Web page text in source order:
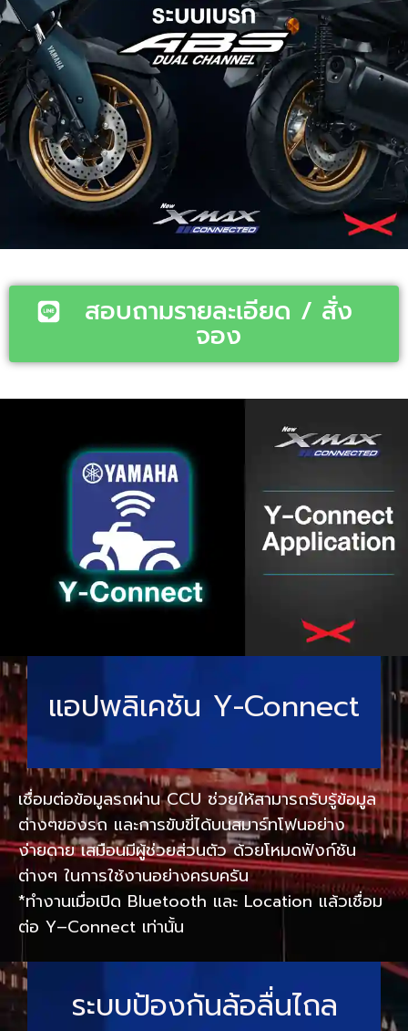
สอบถามรายละเอียด / สั่ง
จอง
แอปพลิเคชัน Y-Connect
เชื่อมต่อข้อมูลรถผ่าน CCU ช่วยให้สามารถรับรู้ข้อมูล
ต่างๆของรถ และการขับขี่ได้บนสมาร์ทโฟนอย่าง
ง่ายดาย เสมือนมีผู้ช่วยส่วนตัว ด้วยโหมดฟังก์ชัน
ต่างๆ ในการใช้งานอย่างครบครัน
*ทำงานเมื่อเปิด Bluetooth และ Location แล้วเชื่อม
ต่อ Y–Connect เท่านั้น
ระบบป้องกันล้อลื่นไถล